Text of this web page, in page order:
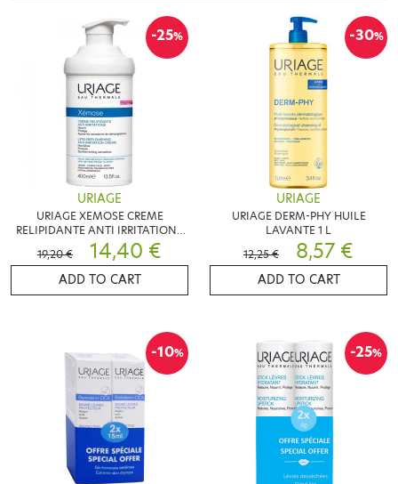
-25%
URIAGE
URIAGE XEMOSE CREME
RELIPIDANTE ANTI IRRITATIONS
400ML
19,20 € 14,40 €
ADD TO CART
-30%
URIAGE
URIAGE DERM-PHY HUILE
LAVANTE 1 L
12,25 €
8,57 €
ADD TO CART
-10% -25%